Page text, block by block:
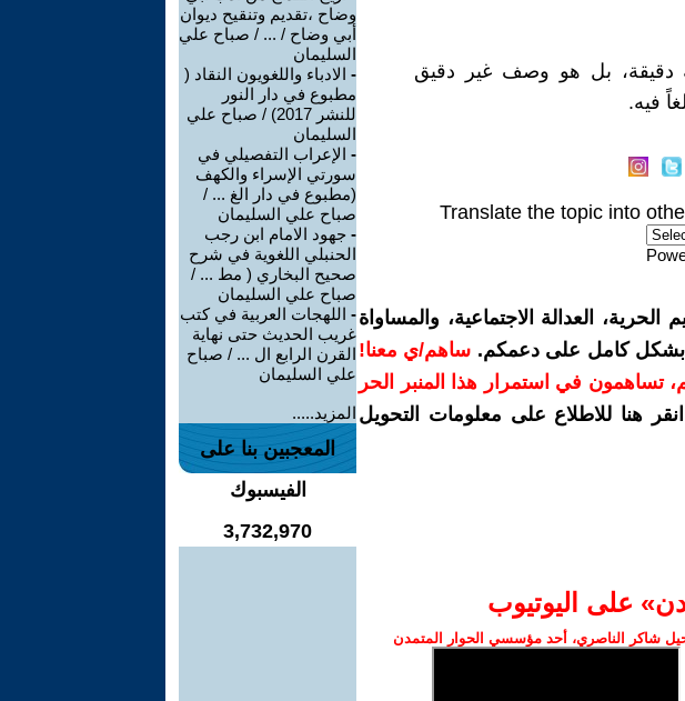
دقيقة، بل هو وصف غير دقيق
فيه.
Translate the topic into
العدالة الاجتماعية، والمساواة
بشكل كامل على دعمكم. ساهم/ي معنا!
تساهمون في استمرار هذا المنبر الحر
انقر هنا للاطلاع على معلومات التحويل
على اليوتيوب
شاكر الناصري، أحد مؤسسي الحوار المتمدن
وضاح ،تقديم وتنقيح ديوان
أبي وضاح / ... / صباح علي
السليمان
- الادباء واللغويون النقاد (
مطبوع في دار النور
للنشر 2017) / صباح علي
السليمان
- الإعراب التفصيلي في
سورتي الإسراء والكهف
(مطبوع في دار الغ ... /
صباح علي السليمان
- جهود الامام ابن رجب
الحنبلي اللغوية في شرح
صحيح البخاري ( مط ... /
صباح علي السليمان
- اللهجات العربية في كتب
غريب الحديث حتى نهاية
القرن الرابع ال ... / صباح
علي السليمان
المزيد.....
المعجبين بنا على
الفيسبوك
3,732,970